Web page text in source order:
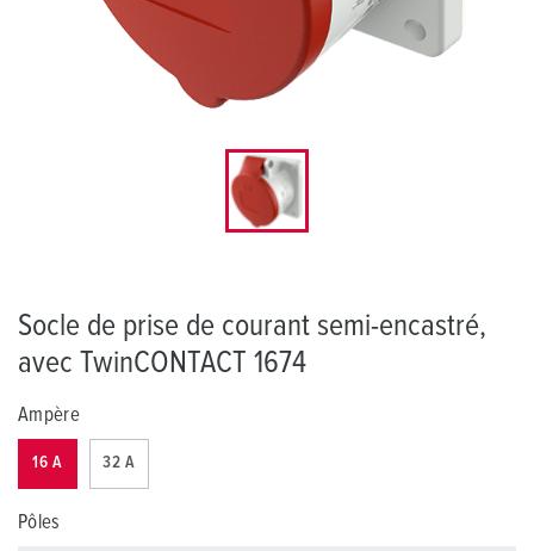
Socle de prise de courant semi-encastré,
avec TwinCONTACT 1674
Ampère
16 A 32 A
Pôles